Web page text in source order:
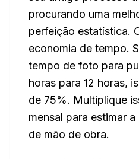
procurando uma
perfeição estatística.
economia de tempo.
tempo de foto para
horas para 12 horas,
de 75%. Multiplique
mensal para estimar
de mão de obra.